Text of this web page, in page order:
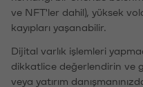
ve NFT'ler dahil), yüksek
kayıpları yaşanabilir.
Dijital varlık işlemleri
dikkatlice değerlendirin ve
veya yatırım